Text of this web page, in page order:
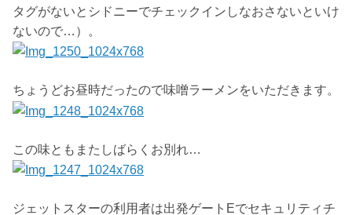
タグがないとシドニーでチェックインしなおさないといけ
ないので…）。
ちょうどお昼時だったので味噌ラーメンをいただきます。
この味ともまたしばらくお別れ…
ジェットスターの利用者は出発ゲートEでセキュリティチ